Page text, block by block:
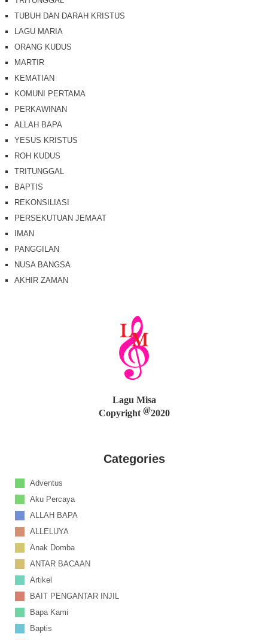
TUBUH DAN DARAH KRISTUS
LAGU MARIA
ORANG KUDUS
MARTIR
KEMATIAN
KOMUNI PERTAMA
PERKAWINAN
ALLAH BAPA
YESUS KRISTUS
ROH KUDUS
TRITUNGGAL
BAPTIS
REKONSILIASI
PERSEKUTUAN JEMAAT
IMAN
PANGGILAN
NUSA BANGSA
AKHIR ZAMAN
Lagu Misa
Copyright @2020
Categories
Adventus
Aku Percaya
ALLAH BAPA
ALLELUYA
Anak Domba
ANTAR BACAAN
Artikel
BAIT PENGANTAR INJIL
Bapa Kami
Baptis